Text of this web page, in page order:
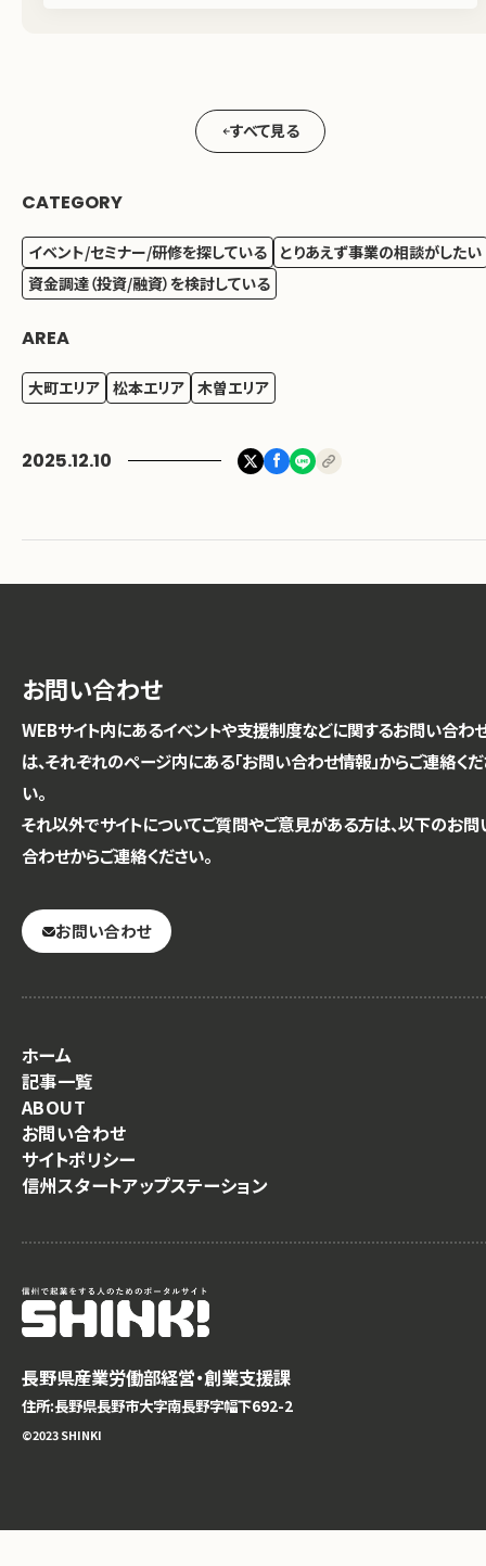
2025.12.10
すべて見る
CATEGORY
イベント/セミナー/研修を探している
とりあえず事業の相談がしたい
資金調達（投資/融資）を検討している
AREA
大町エリア 松本エリア 木曽エリア
お問い合わせ
WEBサイト内にあるイベントや支援制度などに関するお問い合わ
は、それぞれのページ内にある「お問い合わせ情報」からご連絡く
い。
それ以外でサイトについてご質問やご意見がある方は、以下のお問
合わせからご連絡ください。
お問い合わせ
長野県産業労働部経営・創業支援課
住所:長野県長野市大字南長野字幅下692-2
©️2023 SHINKI
ホーム
記事一覧
ABOUT
お問い合わせ
サイトポリシー
信州スタートアップステーション